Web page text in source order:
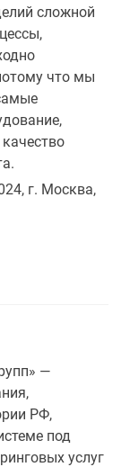
сложной
что мы
г. Москва,
—
РФ,
под
услуг